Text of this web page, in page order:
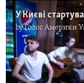
byГолос Америки
No